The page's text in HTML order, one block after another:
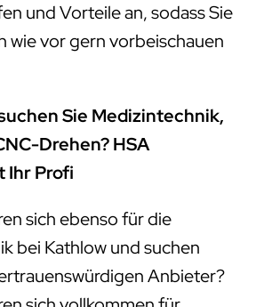
und Vorteile an, sodass Sie
wie vor gern vorbeischauen
Sie Medizintechnik,
Drehen? HSA
Ihr Profi
sich ebenso für die
bei Kathlow und suchen
Anbieter?